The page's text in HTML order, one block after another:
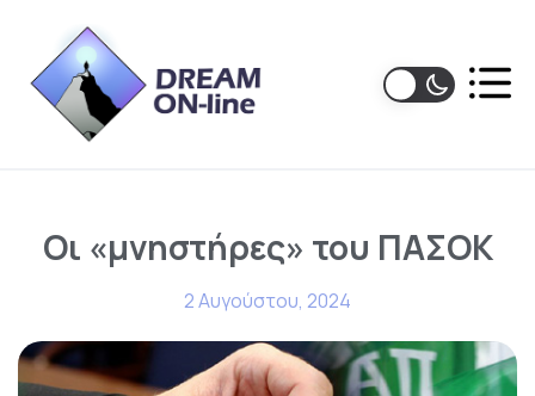
Οι «μνηστήρες» του ΠΑΣΟΚ
2 Αυγούστου, 2024